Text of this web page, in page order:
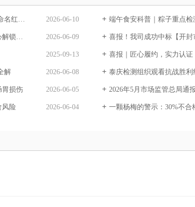
指南 2026-06-10 端午食安科普｜粽子重点检测项
冰品 2026-06-09 喜报！我司成功中标【开封市顺河回
2025-09-13 喜报｜匠心履约，实力认证！我司
解 2026-06-08 泰庆检测组织观看抗战胜
损伤 2026-06-05 2026年5月市场监管总局通
险 2026-06-04 一颗杨梅的警示：30%不